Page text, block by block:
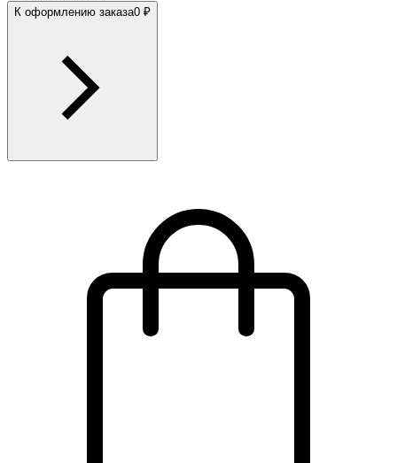
К оформлению заказа0 ₽